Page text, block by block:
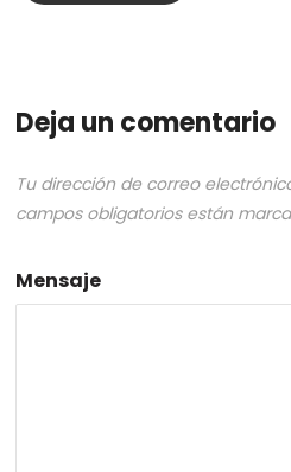
Deja un comentario
Tu dirección de correo
campos obligatorios están
Mensaje